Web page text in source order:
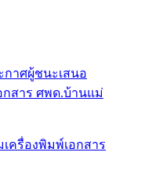
ครื่องพิมพ์เอกสาร